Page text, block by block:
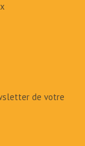
de votre